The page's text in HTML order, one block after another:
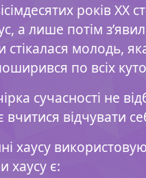
років ХХ
а лише потім
стікалася молодь,
по всіх
сучасності не
відчувати
хаусу
хаусу є: